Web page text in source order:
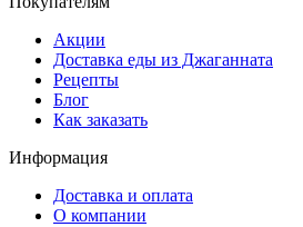
Акции
Доставка еды из Джаганната
Рецепты
Блог
Как заказать
Информация
Доставка и оплата
О компании